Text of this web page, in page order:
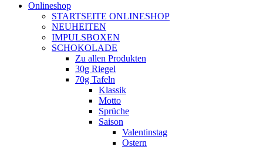
Onlineshop
STARTSEITE ONLINESHOP
NEUHEITEN
IMPULSBOXEN
SCHOKOLADE
Zu allen Produkten
30g Riegel
70g Tafeln
Klassik
Motto
Sprüche
Saison
Valentinstag
Ostern